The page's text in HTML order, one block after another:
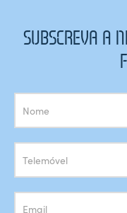
SUBSCREVA A
Subscrição
Newsletter